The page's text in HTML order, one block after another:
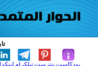
تيلكرامبنترست بودكاست